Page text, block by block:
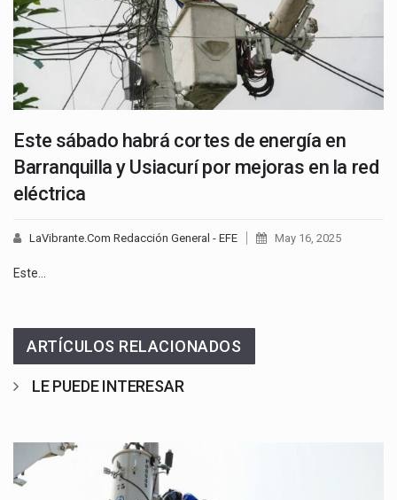
Este sábado habrá cortes de energía en
Barranquilla y Usiacurí por mejoras en la red
eléctrica
LaVibrante.Com Redacción General - EFE May 16, 2025
Este…
ARTÍCULOS RELACIONADOS
LE PUEDE INTERESAR